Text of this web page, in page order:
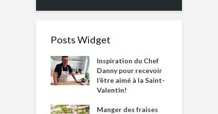
Posts Widget
Inspiration du Chef
Danny pour recevoir
l’être aimé à la Saint-
Valentin!
Manger des fraises